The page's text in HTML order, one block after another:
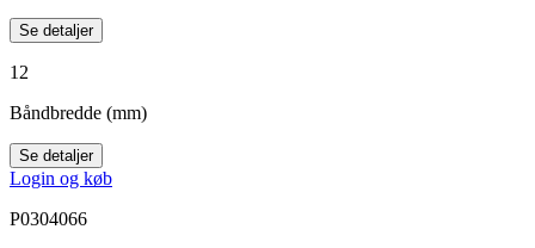
Se detaljer
12
Båndbredde (mm)
Se detaljer
Login og køb
P0304066